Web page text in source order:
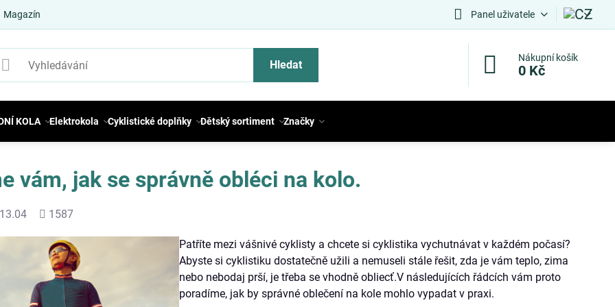
Magazín Panel uživatele
Hledat
Nákupní košík
0 Kč
KOLA Elektrokola Cyklistické doplňky Dětský sortiment Značky
vám, jak se správně obléci na kolo.
Počet
1587
Patříte mezi vášnivé cyklisty a chcete si cyklistika vychutnávat v každém počasí?
Abyste si cyklistiku dostatečně užili a nemuseli stále řešit, zda je vám teplo, zima
nebo nebodaj prší, je třeba se vhodně obliecť.V následujících řádcích vám proto
poradíme, jak by správné oblečení na kole mohlo vypadat v praxi.